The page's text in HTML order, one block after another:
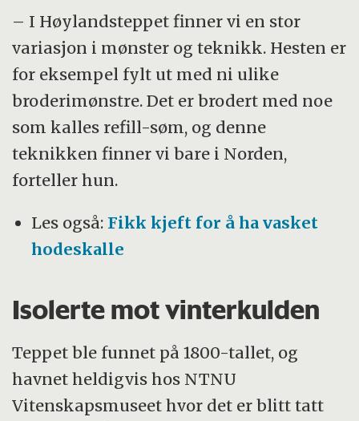
– I Høylandsteppet finner vi en stor
variasjon i mønster og teknikk. Hesten er
for eksempel fylt ut med ni ulike
broderimønstre. Det er brodert med noe
som kalles refill-søm, og denne
teknikken finner vi bare i Norden,
forteller hun.
Les også:Fikk kjeft for å ha vasket
hodeskalle
Isolerte mot vinterkulden
Teppet ble funnet på 1800-tallet, og
havnet heldigvis hos NTNU
Vitenskapsmuseet hvor det er blitt tatt